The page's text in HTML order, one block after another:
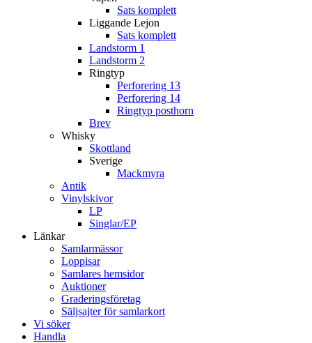
Sats komplett
Liggande Lejon
Sats komplett
Landstorm 1
Landstorm 2
Ringtyp
Perforering 13
Perforering 14
Ringtyp posthorn
Brev
Whisky
Skottland
Sverige
Mackmyra
Antik
Vinylskivor
LP
Singlar/EP
Länkar
Samlarmässor
Loppisar
Samlares hemsidor
Auktioner
Graderingsföretag
Säljsajter för samlarkort
Vi söker
Handla